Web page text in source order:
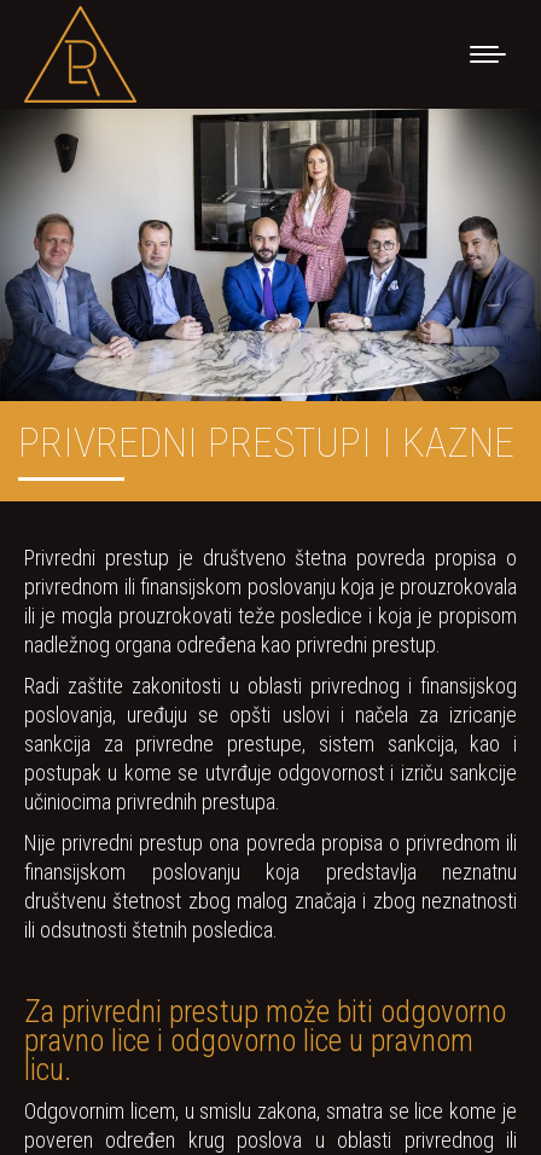
PRIVREDNI PRESTUPI I KAZNE
Privredni prestup je društveno štetna povreda propisa o
privrednom ili finansijskom poslovanju koja je prouzrokovala
ili je mogla prouzrokovati teže posledice i koja je propisom
nadležnog organa određena kao privredni prestup.
Radi zaštite zakonitosti u oblasti privrednog i finansijskog
poslovanja, uređuju se opšti uslovi i načela za izricanje
sankcija za privredne prestupe, sistem sankcija, kao i
postupak u kome se utvrđuje odgovornost i izriču sankcije
učiniocima privrednih prestupa.
Nije privredni prestup ona povreda propisa o privrednom ili
finansijskom poslovanju koja predstavlja neznatnu
društvenu štetnost zbog malog značaja i zbog neznatnosti
ili odsutnosti štetnih posledica.
Za privredni prestup može biti odgovorno
pravno lice i odgovorno lice u pravnom
licu.
Odgovornim licem, u smislu zakona, smatra se lice kome je
poveren određen krug poslova u oblasti privrednog ili